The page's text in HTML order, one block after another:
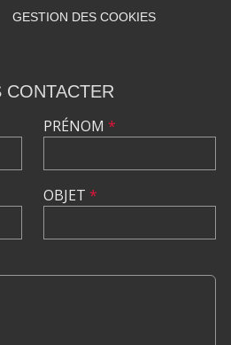
GESTION DES COOKIES
CONTACTER
PRÉNOM *
OBJET *